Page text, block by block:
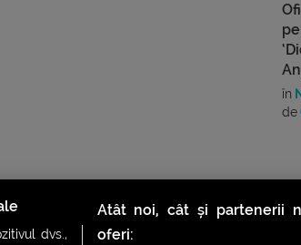
în
de
dvs.,
Atât noi, cât și partenerii
oferi: